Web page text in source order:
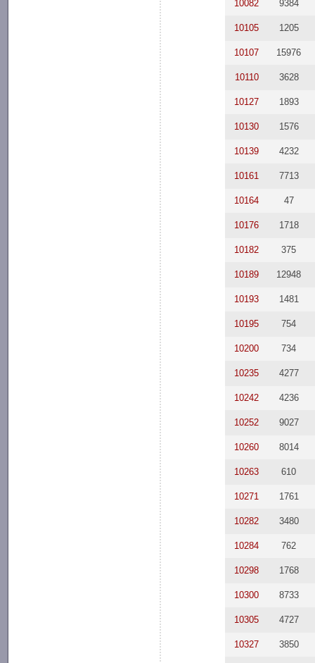
10082 9384
10105 1205
10107 15976
10110 3628
10127 1893
10130 1576
10139 4232
10161 7713
10164 47
10176 1718
10182 375
10189 12948
10193 1481
10195 754
10200 734
10235 4277
10242 4236
10252 9027
10260 8014
10263 610
10271 1761
10282 3480
10284 762
10298 1768
10300 8733
10305 4727
10327 3850